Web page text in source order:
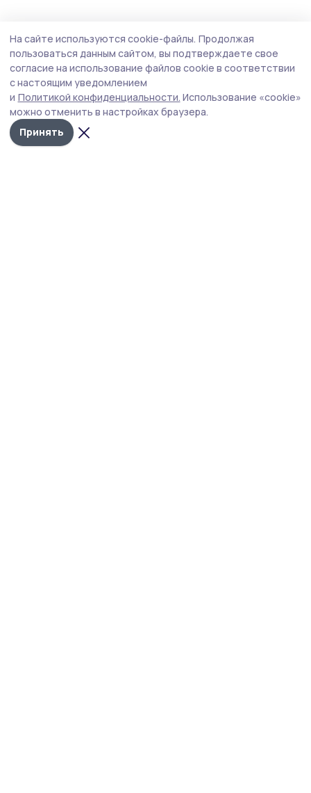
Аграрии Мичуринского округа
поддержали день благотворительного
труда
Предприятия и организации Мичуринского округа
объединились в рамках благотворительной акции по
оказанию помощи на нужды СВО.
На сайте используются cookie-файлы. Продолжая
пользоваться данным сайтом, вы подтверждаете свое
согласие на использование файлов cookie в соответствии
с настоящим уведомлением
и Политикой конфиденциальности. Использование «cookie»
можно отменить в настройках браузера.
Принять